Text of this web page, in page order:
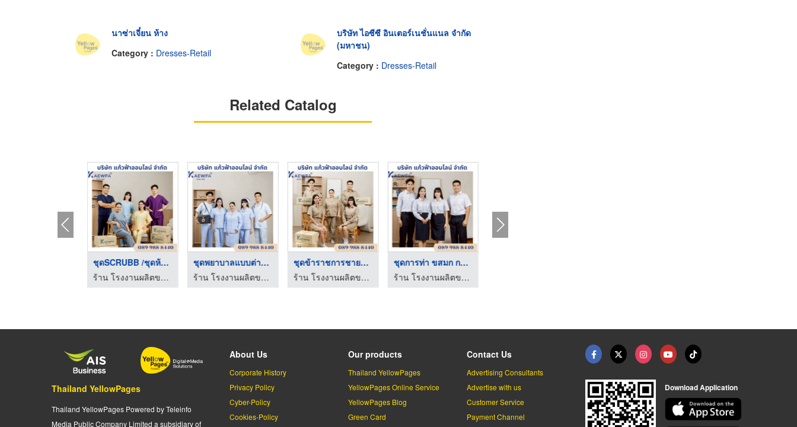
นาซ่าเจี๋ยน ห้าง
Category : Dresses-Retail
บริษัท ไอซีซี อินเตอร์เนชั่นแนล จำกัด
(มหาชน)
Category : Dresses-Retail
Related Catalog
ชุดSCRUBB /ชุดห้องผ่ ...
ร้าน โรงงานผลิตขายส่งชุดยูนิฟอร์ม - แก้วฟ้าออนไลน์ โบ๊เบ๊
ชุดพยาบาลแบบต่างๆ&amp;เส ...
ร้าน โรงงานผลิตขายส่งชุดยูนิฟอร์ม - แก้วฟ้าออนไลน์ โบ๊เบ๊
ชุดข้าราชการชาย&หญิง
ร้าน โรงงานผลิตขายส่งชุดยูนิฟอร์ม - แก้วฟ้าออนไลน์ โบ๊เบ๊
ชุดการท่า ขสมก การบิ ...
ร้าน โรงงานผลิตขายส่งชุดยูนิฟอร์ม - แก้วฟ้าออนไลน์ โบ๊เบ๊
Thailand YellowPages
Thailand YellowPages Powered by Teleinfo
Media Public Company Limited a subsidiary of
About Us
Corporate History
Privacy Policy
Cyber-Policy
Cookies-Policy
Our products
Thailand YellowPages
YellowPages Online Service
YellowPages Blog
Green Card
Contact Us
Advertising Consultants
Advertise with us
Customer Service
Payment Channel
Download Application